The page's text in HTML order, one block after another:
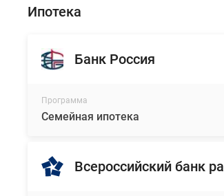
Ипотека
Банк Россия
Программа
Семейная ипотека
Всероссийский банк